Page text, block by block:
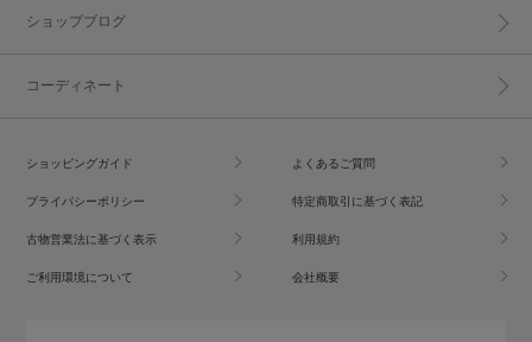
ショップブログ
コーディネート
ショッピングガイド よくあるご質問
プライバシーポリシー 特定商取引に基づく表記
古物営業法に基づく表示 利用規約
ご利用環境について 会社概要